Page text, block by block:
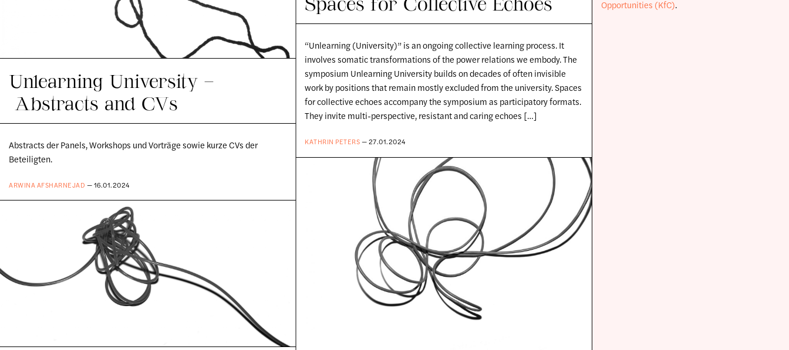
“Unlearning (University)” is an ongoing collective learning process. It
involves somatic transformations of the power relations we embody. The
symposium Unlearning University builds on decades of often invisible
work by positions that remain mostly excluded from the university. Spaces
for collective echoes accompany the symposium as participatory formats.
They invite multi-perspective, resistant and caring echoes […]
KATHRIN PETERS— 27.01.2024
Unlearning University –
Abstracts and CVs
Abstracts der Panels, Workshops und Vorträge sowie kurze CVs der
Beteiligten.
ARWINA AFSHARNEJAD — 16.01.2024
Opportunities (KfC).